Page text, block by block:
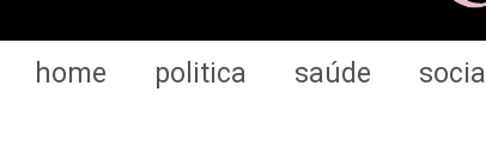
home politica saúde social